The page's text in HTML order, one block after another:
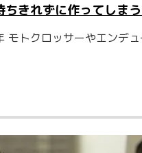
きれずに作ってしま
モトクロッサーやエンデ